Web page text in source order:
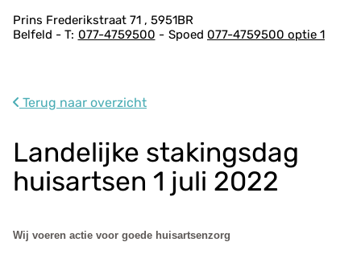
u
A
d
s
e
g
e
n
Prins Frederikstraat 71
5951BR
Belfeld
077-4759500 Spoed 077-4759500 optie 1
Terug naar overzicht
Landelijke stakingsdag
huisartsen 1 juli 2022
Wij voeren actie voor goede huisartsenzorg